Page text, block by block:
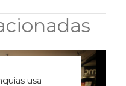
usa